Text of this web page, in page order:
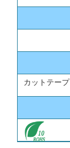
カットテープ